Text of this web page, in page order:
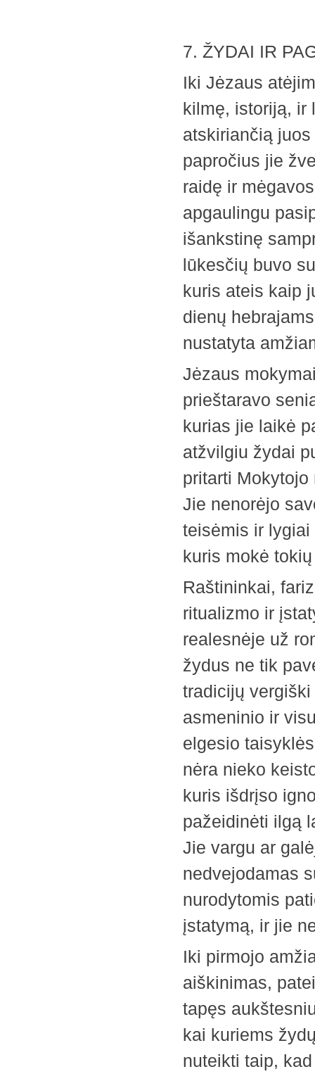
7. ŽYDAI IR
Iki Jėzaus
kilmę, istoriją, ir
atskiriančią
papročius jie
raidę ir
apgaulingu
išankstinę
lūkesčių buvo
kuris ateis kaip
dienų
nustatyta
Jėzaus
prieštaravo
kurias jie laikė
atžvilgiu žydai
pritarti
Jie nenorėjo
teisėmis ir
kuris mokė
Raštininkai,
ritualizmo ir
realesnėje už
žydus ne tik
tradicijų
asmeninio ir
elgesio
nėra nieko
kuris išdrįso
pažeidinėti ilgą
Jie vargu ar
nedvejodamas
nurodytomis
įstatymą, ir jie
Iki pirmojo
aiškinimas,
tapęs
kai kuriems
nuteikti taip,